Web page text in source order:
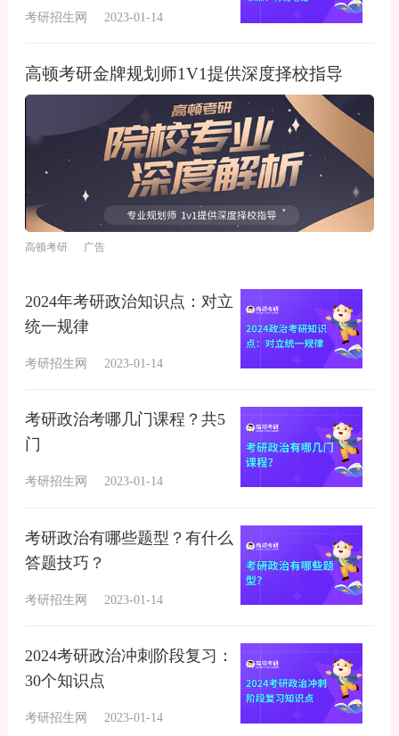
考研招生网 2023-01-14
高顿考研金牌规划师1V1提供深度择校指导
高顿考研 广告
2024年考研政治知识点：对立
统一规律
考研招生网 2023-01-14
考研政治考哪几门课程？共5
门
考研招生网 2023-01-14
考研政治有哪些题型？有什么
答题技巧？
考研招生网 2023-01-14
2024考研政治冲刺阶段复习：
30个知识点
考研招生网 2023-01-14